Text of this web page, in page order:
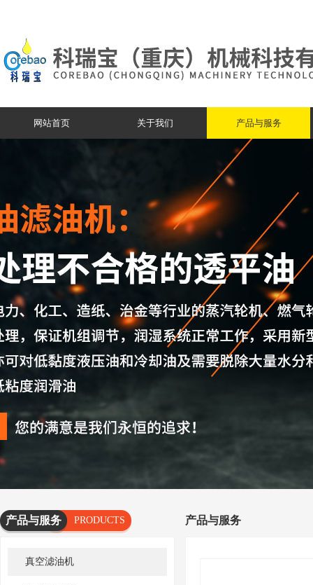
网站首页 关于我们 产品与服务
产品与服务
PRODUCTS
真空滤油机
产品与服务